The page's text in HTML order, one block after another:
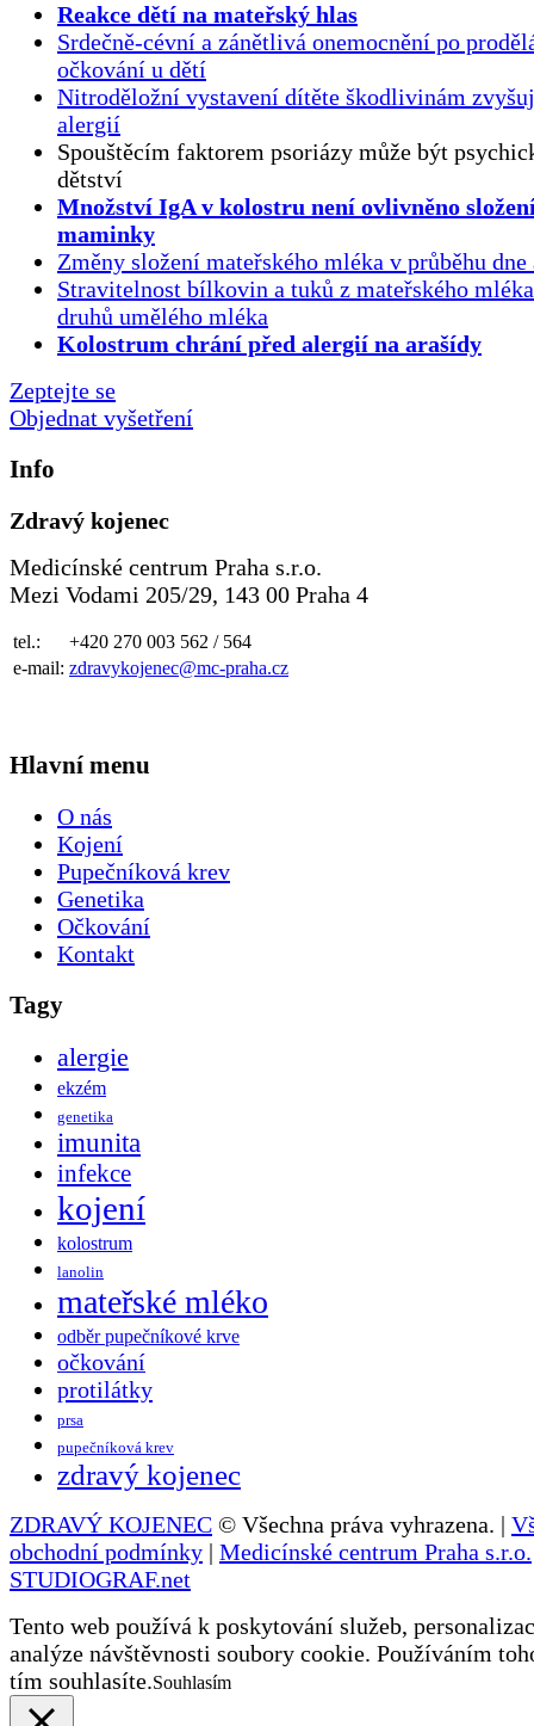
Reakce dětí na mateřský hlas
Srdečně-cévní a zánětlivá onemocnění po
očkování u dětí
Nitroděložní vystavení dítěte škodlivinám
alergií
Spouštěcím faktorem psoriázy může být
dětství
Množství IgA v kolostru není ovlivněno
maminky
Změny složení mateřského mléka v průběhu dne
Stravitelnost bílkovin a tuků z mateřského
druhů umělého mléka
Kolostrum chrání před alergií na arašídy
Zeptejte se
Objednat vyšetření
Info
Zdravý kojenec
Medicínské centrum Praha s.r.o.
Mezi Vodami 205/29, 143 00 Praha 4
tel.:
+420 270 003 562 / 564
e-mail: zdravykojenec@mc-praha.cz
Hlavní menu
O nás
Kojení
Pupečníková krev
Genetika
Očkování
Kontakt
Tagy
alergie
ekzém
genetika
imunita
infekce
kojení
kolostrum
lanolin
mateřské mléko
odběr pupečníkové krve
očkování
protilátky
prsa
pupečníková krev
zdravý kojenec
ZDRAVÝ KOJENEC © Všechna práva vyhrazena. |
obchodní podmínky | Medicínské centrum Praha s.r.o.
STUDIOGRAF.net
Tento web používá k poskytování služeb,
analýze návštěvnosti soubory cookie. Používáním
tím souhlasíte.Souhlasím